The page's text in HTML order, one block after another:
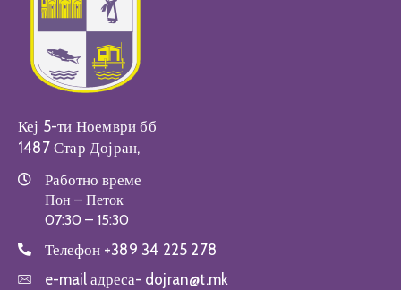
Кеј 5-ти Ноември бб
1487 Стар Дојран,
Работно време
Пон – Петок
07:30 – 15:30
Телефон +389 34 225 278
e-mail адреса- dojran@t.mk